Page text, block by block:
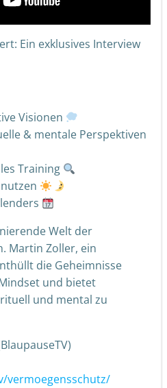
Ein exklusives Interview
Visionen
& mentale Perspektiven
Training
Welt der
Martin Zoller, ein
die Geheimnisse
und bietet
und mental zu
vermoegensschutz/